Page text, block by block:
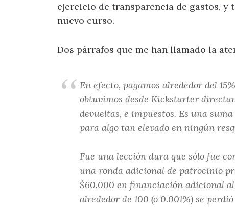
ejercicio de transparencia de gastos, y
nuevo curso.
Dos párrafos que me han llamado la
En efecto, pagamos alrededor del
obtuvimos desde Kickstarter
devueltas, e impuestos. Es una
para algo tan elevado en ningún
Fue una lección dura que sólo fue
una ronda adicional de patrocinio
$60.000 en financiación adicional
alrededor de 100 (o 0.001%) se